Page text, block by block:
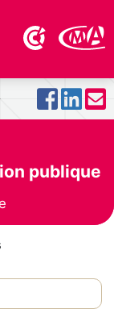
publique